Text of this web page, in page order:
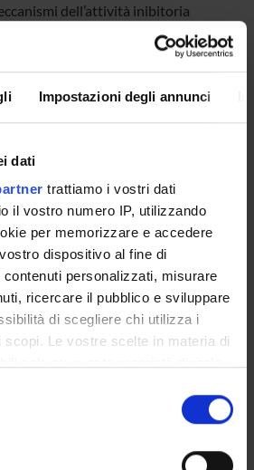
Impostazioni degli annunci
dati
trattiamo i vostri dati
il vostro numero IP, utilizzando
per memorizzare e accedere
dispositivo al fine di
contenuti personalizzati, misurare
ricercare il pubblico e sviluppare
di scegliere chi utilizza i
scopi. Le vostre scelte in materia di
il proprio consenso in qualsiasi
sui cookie o facendo clic
dell’attività inibitoria
dell’ossido nitrico e di
liberi cercando di definirne il
con le vie di segnale del TXA2.
e gestito da un ente esterno